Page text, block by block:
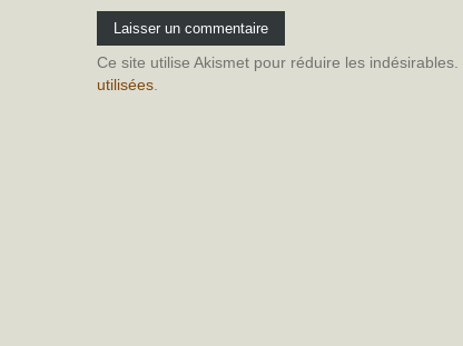
Ce site utilise Akismet pour réduire les indésirables.
utilisées